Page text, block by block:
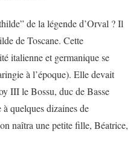
de la légende d’Orval ? Il
de Toscane. Cette
italienne et germanique se
à l’époque). Elle devait
III le Bossu, duc de Basse
quelques dizaines de
naîtra une petite fille, Béatrice,